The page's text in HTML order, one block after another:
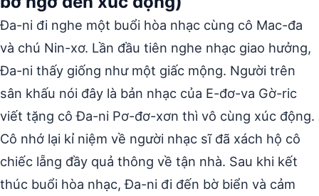
Đa-ni đi nghe một buổi hòa nhạc cùng cô Mac-đa
và chú Nin-xơ. Lần đầu tiên nghe nhạc giao hưởng,
Đa-ni thấy giống như một giấc mộng. Người trên
sân khấu nói đây là bản nhạc của E-đơ-va Gờ-ric
viết tặng cô Đa-ni Pơ-đơ-xơn thì vô cùng xúc động.
Cô nhớ lại kỉ niệm về người nhạc sĩ đã xách hộ cô
chiếc lẵng đầy quả thông về tận nhà. Sau khi kết
thúc buổi hòa nhạc, Đa-ni đi đến bờ biển và cảm